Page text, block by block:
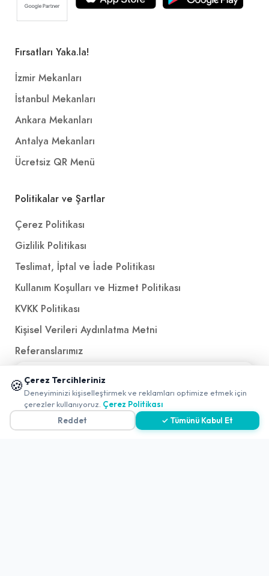
Fırsatları Yaka.la!
İzmir Mekanları
İstanbul Mekanları
Ankara Mekanları
Antalya Mekanları
Ücretsiz QR Menü
Politikalar ve Şartlar
Çerez Politikası
Gizlilik Politikası
Teslimat, İptal ve İade Politikası
Kullanım Koşulları ve Hizmet Politikası
KVKK Politikası
Kişisel Verileri Aydınlatma Metni
Referanslarımız
İletişim
E-Postailetisim@yakalamac.com.tr
Dokuz Eylül Üniversitesi Teknoparkı Adatepe Mah.
🍪 Çerez Tercihleriniz
Deneyiminizi kişiselleştirmek ve reklamları optimize etmek için
çerezler kullanıyoruz. Çerez Politikası
Reddet
✓ Tümünü Kabul Et
📱 Mobil uygulamamızı keşfedin!
✖